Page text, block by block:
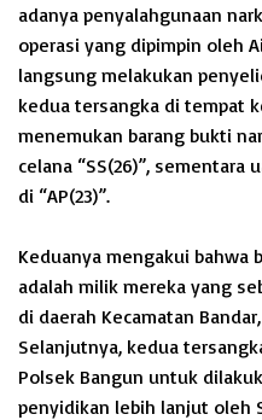
adanya penyalahgunaan
operasi yang dipimpin oleh
langsung melakukan
kedua tersangka di tempat
menemukan barang bukti
celana “SS(26)”,
di “AP(23)”.
Keduanya mengakui bahwa
adalah milik mereka yang
di daerah Kecamatan
Selanjutnya, kedua
Polsek Bangun untuk
penyidikan lebih lanjut oleh